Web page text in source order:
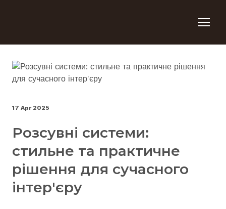
17 Apr 2025
Розсувні системи:
стильне та практичне
рішення для сучасного
інтер'єру